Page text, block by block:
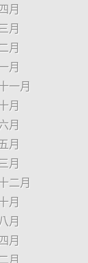
月
月
月
月
一月
月
月
月
月
二月
月
月
月
月